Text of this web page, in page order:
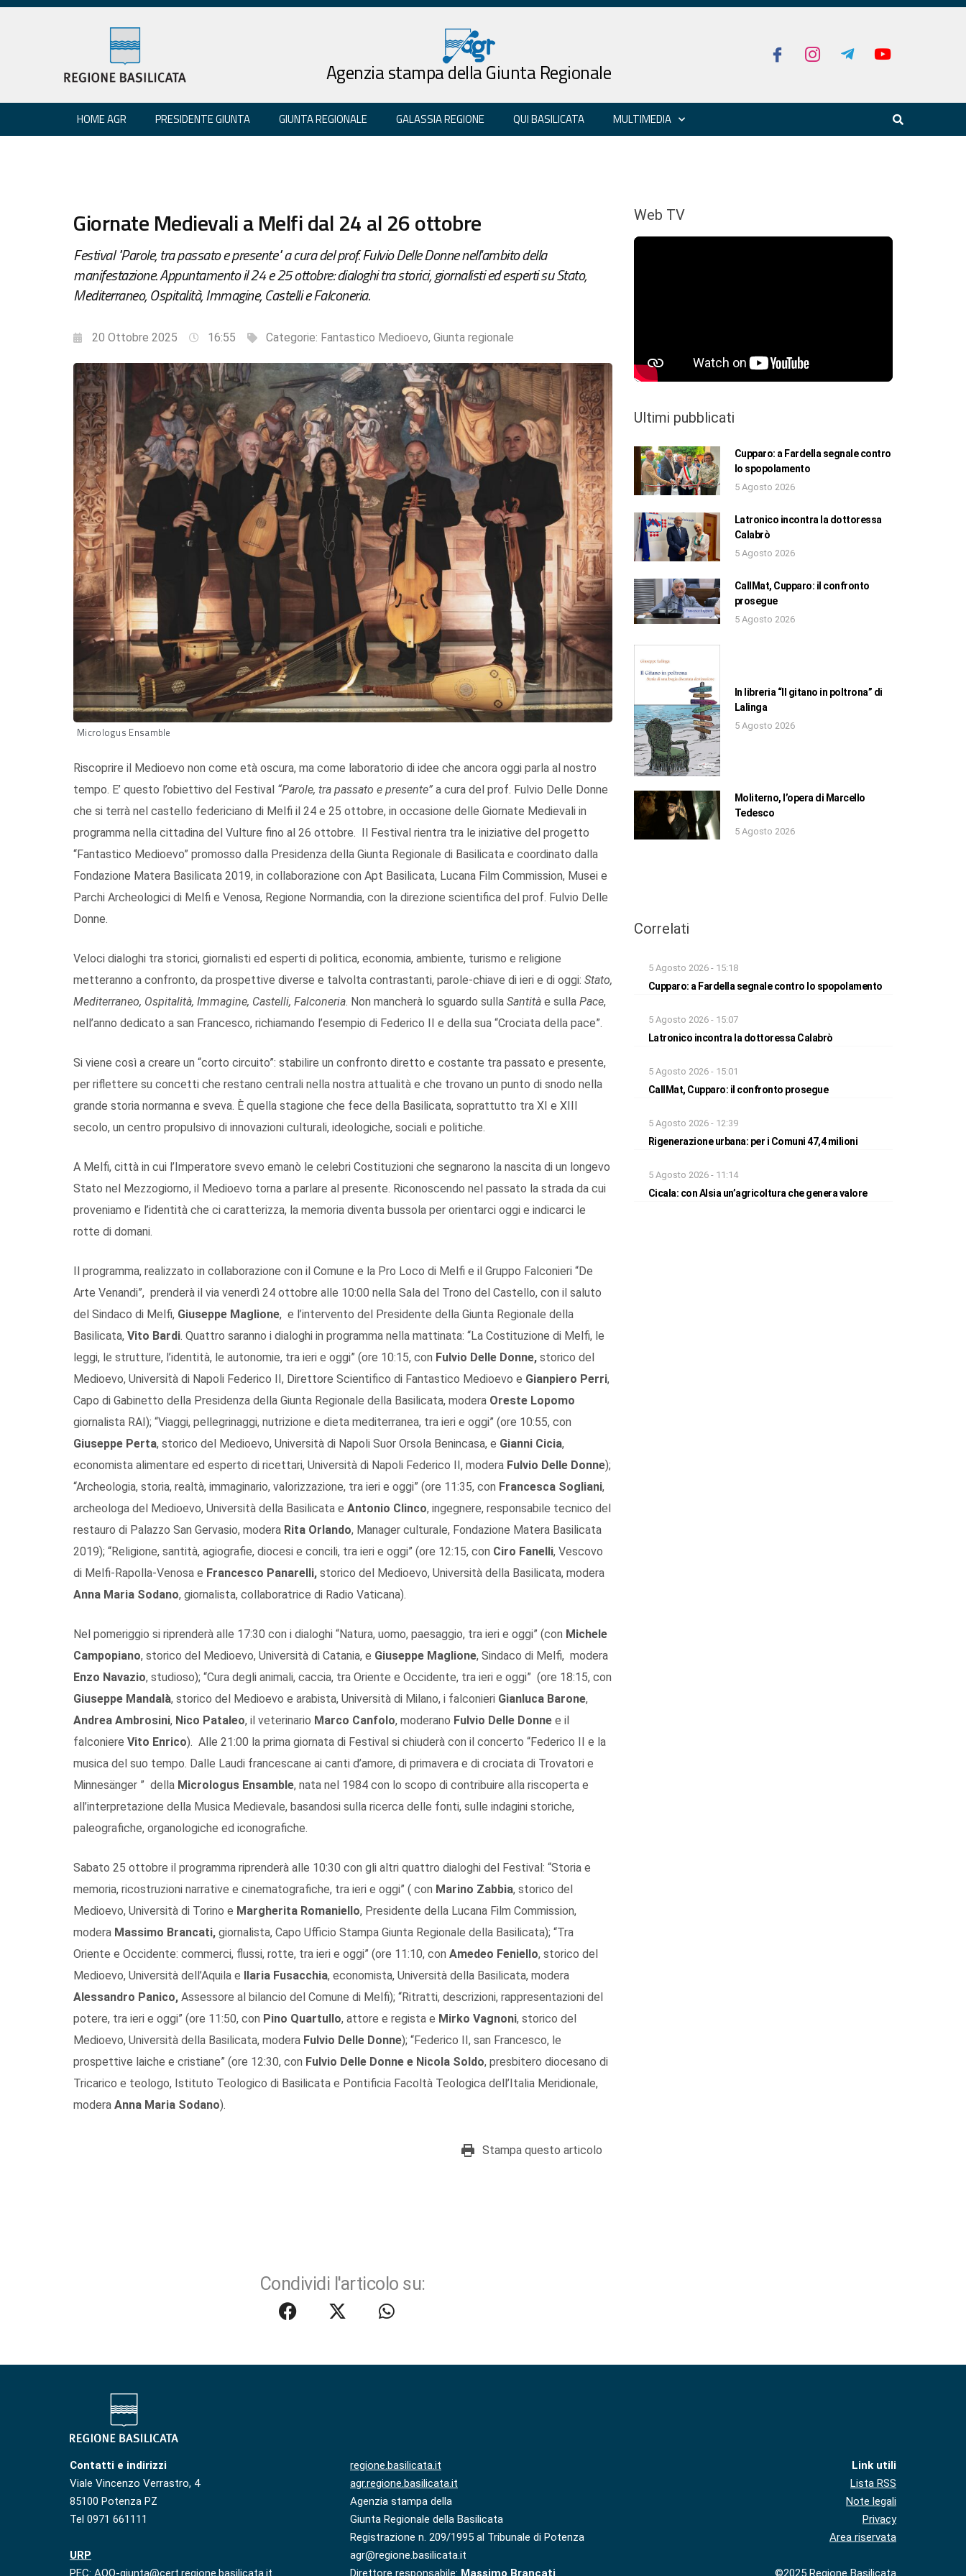
Agenzia stampa della Giunta Regionale
HOME AGR PRESIDENTE GIUNTA GIUNTA REGIONALE GALASSIA REGIONE QUI BASILICATA MULTIMEDIA
Giornate Medievali a Melfi dal 24 al 26 ottobre
Festival "Parole, tra passato e presente" a cura del prof. Fulvio Delle Donne nell'ambito della
manifestazione. Appuntamento il 24 e 25 ottobre: dialoghi tra storici, giornalisti ed esperti su Stato,
Mediterraneo, Ospitalità, Immagine, Castelli e Falconeria.
20 Ottobre 2025 16:55 Categorie: Fantastico Medioevo, Giunta regionale
Micrologus Ensamble
Riscoprire il Medioevo non come età oscura, ma come laboratorio di idee che ancora oggi parla al nostro
tempo. E’ questo l’obiettivo del Festival “Parole, tra passato e presente” a cura del prof. Fulvio Delle Donne
che si terrà nel castello federiciano di Melfi il 24 e 25 ottobre, in occasione delle Giornate Medievali in
programma nella cittadina del Vulture fino al 26 ottobre. Il Festival rientra tra le iniziative del progetto
“Fantastico Medioevo” promosso dalla Presidenza della Giunta Regionale di Basilicata e coordinato dalla
Fondazione Matera Basilicata 2019, in collaborazione con Apt Basilicata, Lucana Film Commission, Musei e
Parchi Archeologici di Melfi e Venosa, Regione Normandia, con la direzione scientifica del prof. Fulvio Delle
Donne.
Veloci dialoghi tra storici, giornalisti ed esperti di politica, economia, ambiente, turismo e religione
metteranno a confronto, da prospettive diverse e talvolta contrastanti, parole-chiave di ieri e di oggi: Stato,
Mediterraneo, Ospitalità, Immagine, Castelli, Falconeria. Non mancherà lo sguardo sulla Santità e sulla Pace,
nell’anno dedicato a san Francesco, richiamando l’esempio di Federico II e della sua “Crociata della pace”.
Si viene così a creare un “corto circuito”: stabilire un confronto diretto e costante tra passato e presente,
per riflettere su concetti che restano centrali nella nostra attualità e che trovano un punto di snodo nella
grande storia normanna e sveva. È quella stagione che fece della Basilicata, soprattutto tra XI e XIII
secolo, un centro propulsivo di innovazioni culturali, ideologiche, sociali e politiche.
A Melfi, città in cui l’Imperatore svevo emanò le celebri Costituzioni che segnarono la nascita di un longevo
Stato nel Mezzogiorno, il Medioevo torna a parlare al presente. Riconoscendo nel passato la strada da cui
proveniamo e l’identità che ci caratterizza, la memoria diventa bussola per orientarci oggi e indicarci le
rotte di domani.
Il programma, realizzato in collaborazione con il Comune e la Pro Loco di Melfi e il Gruppo Falconieri “De
Arte Venandi”, prenderà il via venerdì 24 ottobre alle 10:00 nella Sala del Trono del Castello, con il saluto
del Sindaco di Melfi, Giuseppe Maglione, e l’intervento del Presidente della Giunta Regionale della
Basilicata, Vito Bardi. Quattro saranno i dialoghi in programma nella mattinata: “La Costituzione di Melfi, le
leggi, le strutture, l’identità, le autonomie, tra ieri e oggi” (ore 10:15, con Fulvio Delle Donne, storico del
Medioevo, Università di Napoli Federico II, Direttore Scientifico di Fantastico Medioevo e Gianpiero Perri,
Capo di Gabinetto della Presidenza della Giunta Regionale della Basilicata, modera Oreste Lopomo
giornalista RAI); “Viaggi, pellegrinaggi, nutrizione e dieta mediterranea, tra ieri e oggi” (ore 10:55, con
Giuseppe Perta, storico del Medioevo, Università di Napoli Suor Orsola Benincasa, e Gianni Cicia,
economista alimentare ed esperto di ricettari, Università di Napoli Federico II, modera Fulvio Delle Donne);
“Archeologia, storia, realtà, immaginario, valorizzazione, tra ieri e oggi” (ore 11:35, con Francesca Sogliani,
archeologa del Medioevo, Università della Basilicata e Antonio Clinco, ingegnere, responsabile tecnico del
restauro di Palazzo San Gervasio, modera Rita Orlando, Manager culturale, Fondazione Matera Basilicata
2019); “Religione, santità, agiografie, diocesi e concili, tra ieri e oggi” (ore 12:15, con Ciro Fanelli, Vescovo
di Melfi-Rapolla-Venosa e Francesco Panarelli, storico del Medioevo, Università della Basilicata, modera
Anna Maria Sodano, giornalista, collaboratrice di Radio Vaticana).
Nel pomeriggio si riprenderà alle 17:30 con i dialoghi “Natura, uomo, paesaggio, tra ieri e oggi” (con Michele
Campopiano, storico del Medioevo, Università di Catania, e Giuseppe Maglione, Sindaco di Melfi, modera
Enzo Navazio, studioso); “Cura degli animali, caccia, tra Oriente e Occidente, tra ieri e oggi” (ore 18:15, con
Giuseppe Mandalà, storico del Medioevo e arabista, Università di Milano, i falconieri Gianluca Barone,
Andrea Ambrosini, Nico Pataleo, il veterinario Marco Canfolo, moderano Fulvio Delle Donne e il
falconiere Vito Enrico). Alle 21:00 la prima giornata di Festival si chiuderà con il concerto “Federico II e la
musica del suo tempo. Dalle Laudi francescane ai canti d’amore, di primavera e di crociata di Trovatori e
Minnesänger ” della Micrologus Ensamble, nata nel 1984 con lo scopo di contribuire alla riscoperta e
all’interpretazione della Musica Medievale, basandosi sulla ricerca delle fonti, sulle indagini storiche,
paleografiche, organologiche ed iconografiche.
Sabato 25 ottobre il programma riprenderà alle 10:30 con gli altri quattro dialoghi del Festival: “Storia e
memoria, ricostruzioni narrative e cinematografiche, tra ieri e oggi” ( con Marino Zabbia, storico del
Medioevo, Università di Torino e Margherita Romaniello, Presidente della Lucana Film Commission,
modera Massimo Brancati, giornalista, Capo Ufficio Stampa Giunta Regionale della Basilicata); “Tra
Oriente e Occidente: commerci, flussi, rotte, tra ieri e oggi” (ore 11:10, con Amedeo Feniello, storico del
Medioevo, Università dell’Aquila e Ilaria Fusacchia, economista, Università della Basilicata, modera
Alessandro Panico, Assessore al bilancio del Comune di Melfi); “Ritratti, descrizioni, rappresentazioni del
potere, tra ieri e oggi” (ore 11:50, con Pino Quartullo, attore e regista e Mirko Vagnoni, storico del
Medioevo, Università della Basilicata, modera Fulvio Delle Donne); “Federico II, san Francesco, le
prospettive laiche e cristiane” (ore 12:30, con Fulvio Delle Donne e Nicola Soldo, presbitero diocesano di
Tricarico e teologo, Istituto Teologico di Basilicata e Pontificia Facoltà Teologica dell’Italia Meridionale,
modera Anna Maria Sodano).
Stampa questo articolo
Condividi l'articolo su:
Web TV
Ultimi pubblicati
Cupparo: a Fardella segnale contro
lo spopolamento
5 Agosto 2026
Latronico incontra la dottoressa
Calabrò
5 Agosto 2026
CallMat, Cupparo: il confronto
prosegue
5 Agosto 2026
In libreria “Il gitano in poltrona” di
Lalinga
5 Agosto 2026
Moliterno, l’opera di Marcello
Tedesco
5 Agosto 2026
Correlati
5 Agosto 2026 - 15:18
Cupparo: a Fardella segnale contro lo spopolamento
5 Agosto 2026 - 15:07
Latronico incontra la dottoressa Calabrò
5 Agosto 2026 - 15:01
CallMat, Cupparo: il confronto prosegue
5 Agosto 2026 - 12:39
Rigenerazione urbana: per i Comuni 47,4 milioni
5 Agosto 2026 - 11:14
Cicala: con Alsia un’agricoltura che genera valore
Contatti e indirizzi
Viale Vincenzo Verrastro, 4
85100 Potenza PZ
Tel 0971 661111
URP
PEC: AOO-giunta@cert.regione.basilicata.it
regione.basilicata.it
agr.regione.basilicata.it
Agenzia stampa della
Giunta Regionale della Basilicata
Registrazione n. 209/1995 al Tribunale di Potenza
agr@regione.basilicata.it
Direttore responsabile: Massimo Brancati
Link utili
Lista RSS
Note legali
Privacy
Area riservata
©2025 Regione Basilicata